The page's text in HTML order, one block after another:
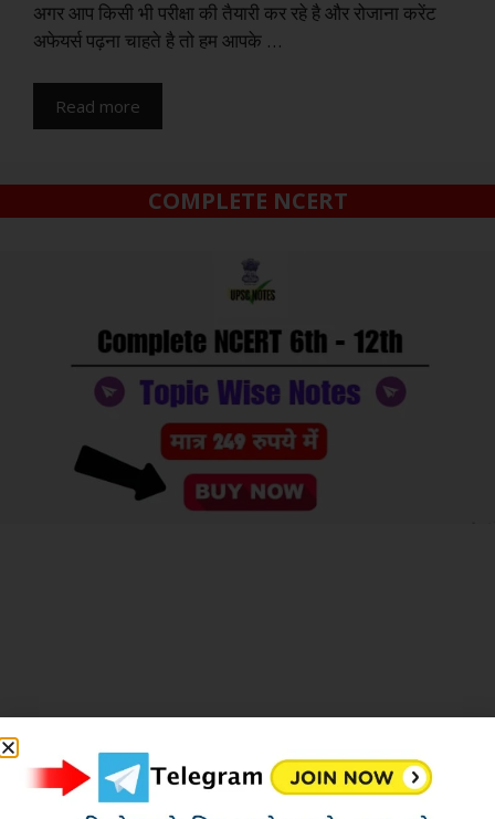
अगर आप किसी भी परीक्षा की तैयारी कर रहे है और रोजाना करेंट
अफेयर्स पढ़ना चाहते है तो हम आपके …
Read more
COMPLETE NCERT